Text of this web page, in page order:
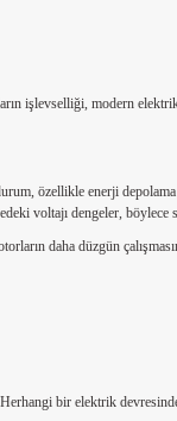
işlevselliği, modern
enerji depolama
voltajı dengeler, böylece
daha düzgün
bir elektrik